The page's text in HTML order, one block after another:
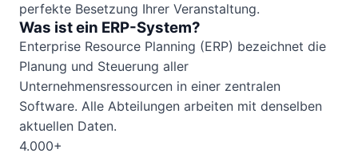
perfekte Besetzung Ihrer Veranstaltung.
Was ist ein ERP-System?
Enterprise Resource Planning (ERP) bezeichnet die
Planung und Steuerung aller
Unternehmensressourcen in einer zentralen
Software. Alle Abteilungen arbeiten mit denselben
aktuellen Daten.
4.000+